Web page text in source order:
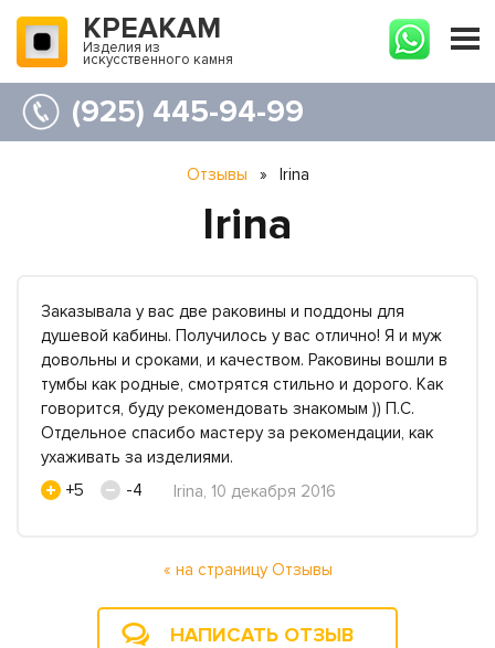
КРЕАКАМ
Изделия из
искусственного камня
(925) 445-94-99
Отзывы » Irina
Irina
Заказывала у вас две раковины и поддоны для
душевой кабины. Получилось у вас отлично! Я и муж
довольны и сроками, и качеством. Раковины вошли в
тумбы как родные, смотрятся стильно и дорого. Как
говорится, буду рекомендовать знакомым )) П.С.
Отдельное спасибо мастеру за рекомендации, как
ухаживать за изделиями.
+5
-4 Irina, 10 декабря 2016
« на страницу Отзывы
НАПИСАТЬ ОТЗЫВ